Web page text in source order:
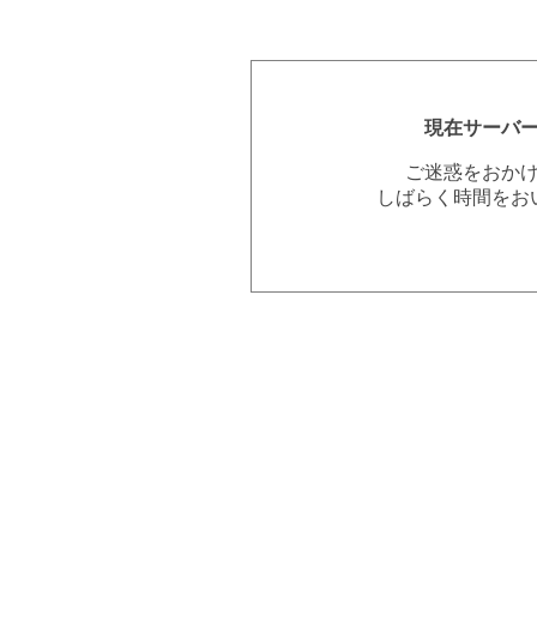
現在サーバ
ご迷惑をおか
しばらく時間を